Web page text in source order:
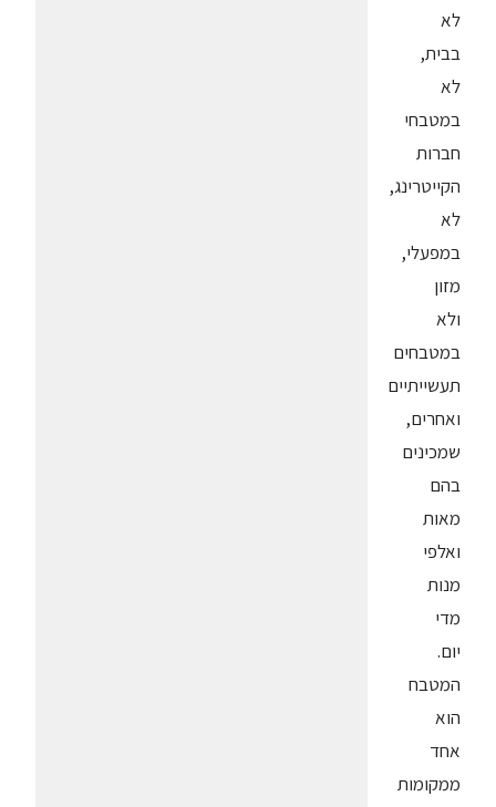
לא
בבית,
לא
במטבחי
חברות
הקייטרינג,
לא
במפעלי,
מזון
ולא
במטבחים
תעשייתיים
ואחרים,
שמכינים
בהם
מאות
ואלפי
מנות
מדי
יום.
המטבח
הוא
אחד
ממקומות